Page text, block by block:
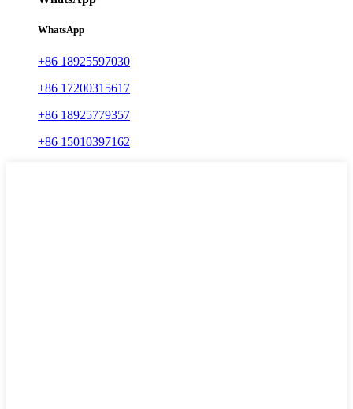
WhatsApp
+86 18925597030
+86 17200315617
+86 18925779357
+86 15010397162